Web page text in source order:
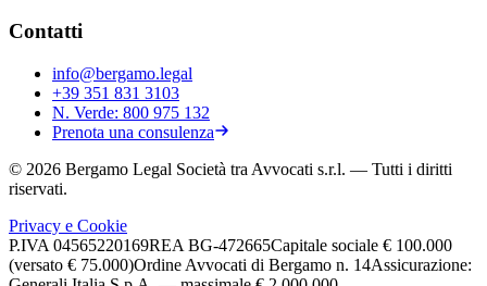
Contatti
info@bergamo.legal
+39 351 831 3103
N. Verde: 800 975 132
Prenota una consulenza
© 2026 Bergamo Legal Società tra Avvocati s.r.l. — Tutti i diritti
riservati.
Privacy e Cookie
P.IVA 04565220169REA BG-472665Capitale sociale € 100.000
(versato € 75.000)Ordine Avvocati di Bergamo n. 14Assicurazione: